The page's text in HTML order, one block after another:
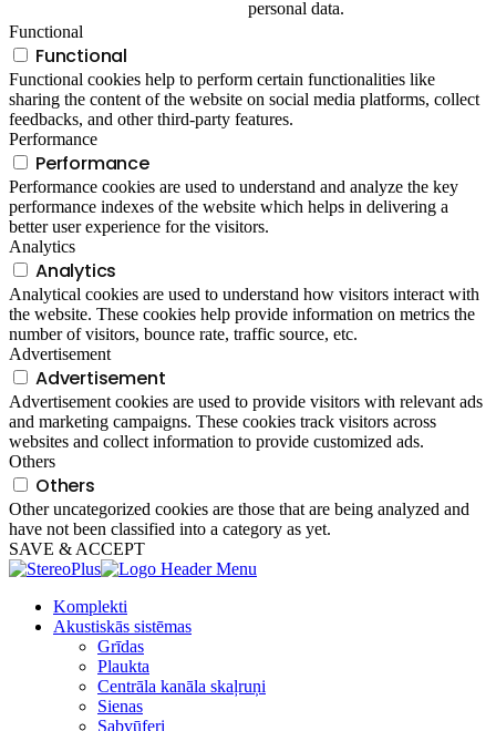
personal data.
Functional
Functional
Functional cookies help to perform certain functionalities like
sharing the content of the website on social media platforms, collect
feedbacks, and other third-party features.
Performance
Performance
Performance cookies are used to understand and analyze the key
performance indexes of the website which helps in delivering a
better user experience for the visitors.
Analytics
Analytics
Analytical cookies are used to understand how visitors interact with
the website. These cookies help provide information on metrics the
number of visitors, bounce rate, traffic source, etc.
Advertisement
Advertisement
Advertisement cookies are used to provide visitors with relevant ads
and marketing campaigns. These cookies track visitors across
websites and collect information to provide customized ads.
Others
Others
Other uncategorized cookies are those that are being analyzed and
have not been classified into a category as yet.
SAVE & ACCEPT
Komplekti
Akustiskās sistēmas
Grīdas
Plaukta
Centrāla kanāla skaļruņi
Sienas
Sabvūferi